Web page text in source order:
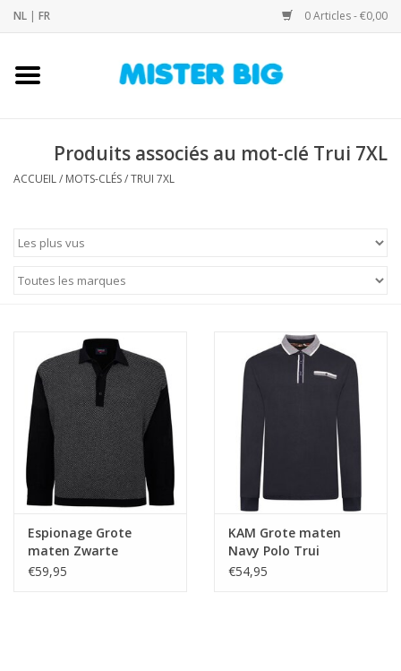
NL | FR 0 Articles - €0,00
Accueil
Notre Boutique
Contact
Marques
Produits associés au mot-clé Trui 7XL
ACCUEIL/ MOTS-CLÉS/TRUI 7XL
Espionage Grote
maten Zwarte
Gebreide polo
€59,95
KAM Grote maten
Navy Polo Trui
€54,95